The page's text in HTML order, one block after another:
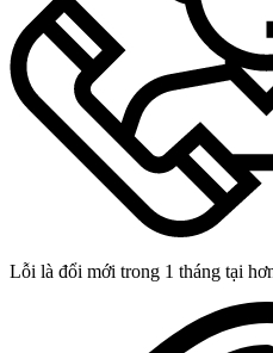
Lỗi là đổi mới trong 1 tháng tại